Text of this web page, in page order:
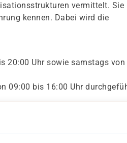
vermittelt. Sie
kennen. Dabei wird die
20:00 Uhr sowie samstags von
09:00 bis 16:00 Uhr